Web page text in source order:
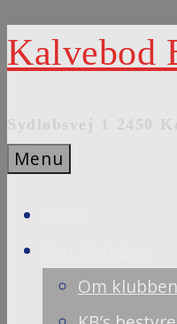
Skip
to
Kalvebod
Menu
Om klubben